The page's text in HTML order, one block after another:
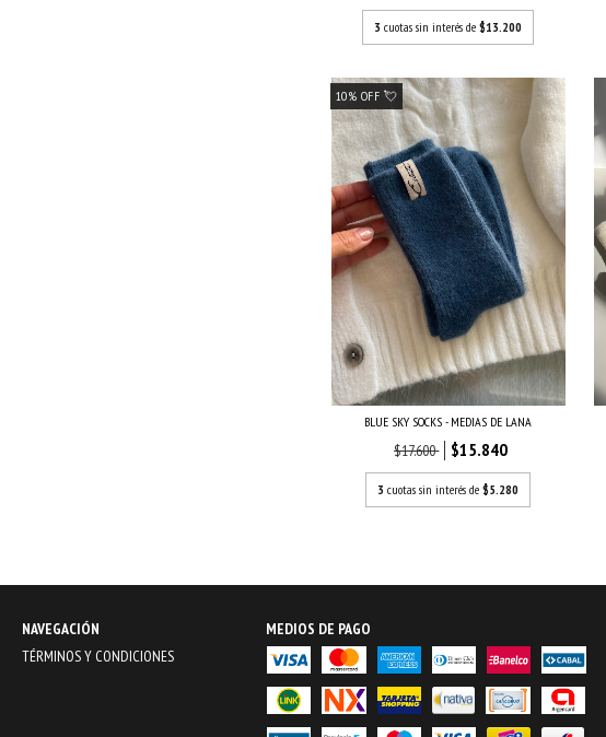
3 cuotas sin interés de$13.200
10% OFF 💘
BLUE SKY SOCKS - MEDIAS DE LANA
$17.600 $15.840
3 cuotas sin interés de$5.280
NAVEGACIÓN
TÉRMINOS Y CONDICIONES
MEDIOS DE PAGO